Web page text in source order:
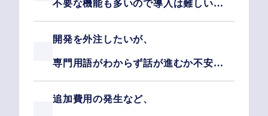
不要な機能も多いので導入は難しい…
開発を外注したいが、
専門用語がわからず話が進むか不安…
追加費用の発生など、